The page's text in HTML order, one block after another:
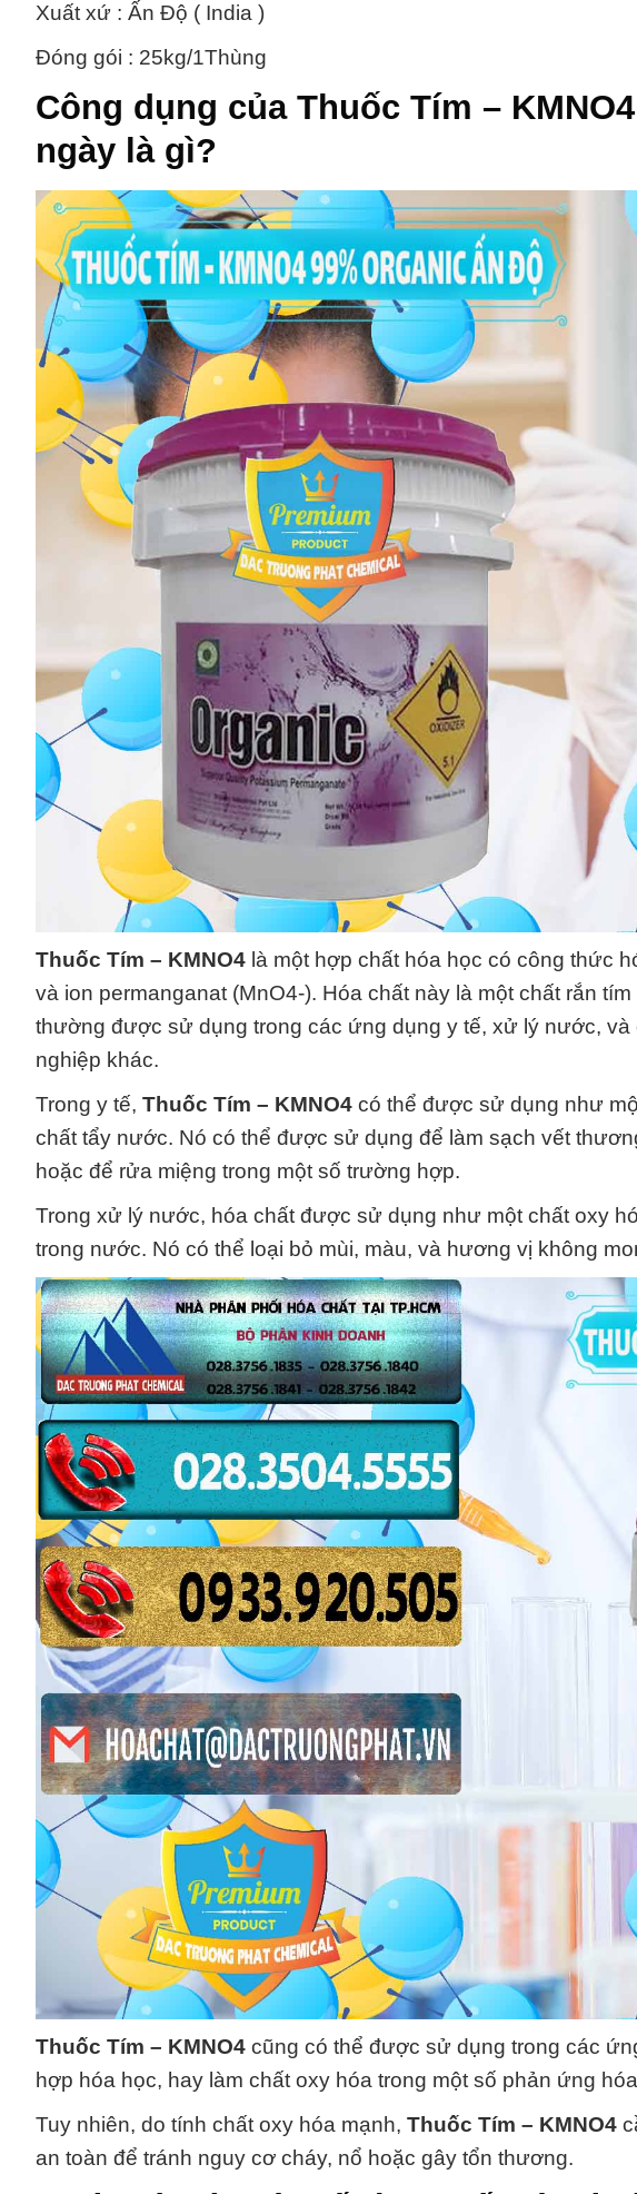
Xuất xứ : Ấn Độ ( India )
Đóng gói : 25kg/1Thùng
Công dụng của Thuốc Tím – KMNO4
ngày là gì?
Thuốc Tím – KMNO4 là một hợp chất hóa học có công thức
và ion permanganat (MnO4-). Hóa chất này là một chất rắn
thường được sử dụng trong các ứng dụng y tế, xử lý nước,
nghiệp khác.
Trong y tế, Thuốc Tím – KMNO4 có thể được sử dụng như
chất tẩy nước. Nó có thể được sử dụng để làm sạch vết
hoặc để rửa miệng trong một số trường hợp.
Trong xử lý nước, hóa chất được sử dụng như một chất oxy
trong nước. Nó có thể loại bỏ mùi, màu, và hương vị không
Thuốc Tím – KMNO4 cũng có thể được sử dụng trong các
hợp hóa học, hay làm chất oxy hóa trong một số phản ứng
Tuy nhiên, do tính chất oxy hóa mạnh, Thuốc Tím – KMNO4
an toàn để tránh nguy cơ cháy, nổ hoặc gây tổn thương.